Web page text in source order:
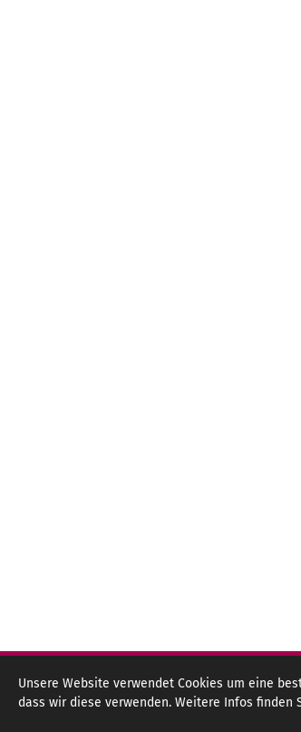
Unsere Website verwendet Cookies um eine
dass wir diese verwenden. Weitere Infos finden